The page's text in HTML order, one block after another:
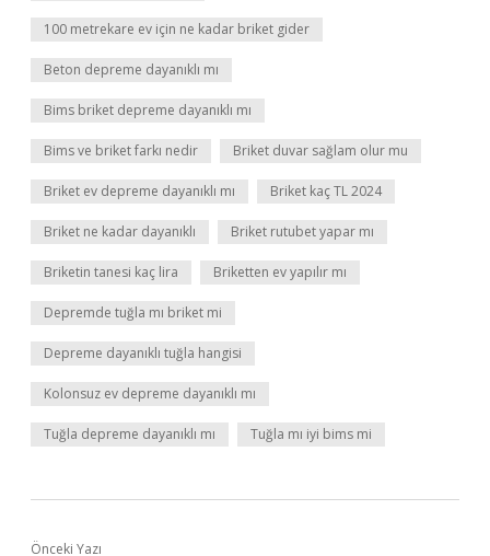
100 metrekare ev için ne kadar briket gider
Beton depreme dayanıklı mı
Bims briket depreme dayanıklı mı
Bims ve briket farkı nedir Briket duvar sağlam olur mu
Briket ev depreme dayanıklı mı Briket kaç TL 2024
Briket ne kadar dayanıklı Briket rutubet yapar mı
Briketin tanesi kaç lira Briketten ev yapılır mı
Depremde tuğla mı briket mi
Depreme dayanıklı tuğla hangisi
Kolonsuz ev depreme dayanıklı mı
Tuğla depreme dayanıklı mı Tuğla mı iyi bims mi
Önceki Yazı